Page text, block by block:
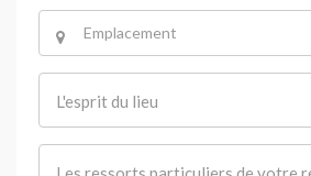
L'esprit du lieu